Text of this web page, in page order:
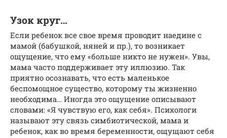
Узок круг…
Если ребенок все свое время проводит наедине с
мамой (бабушкой, няней и пр.), то возникает
ощущение, что ему «больше никто не нужен». Увы,
мама часто поддерживает эту иллюзию. Так
приятно осознавать, что есть маленькое
беспомощное существо, которому ты жизненно
необходима… Иногда это ощущение описывают
словами: «Я чувствую его, как себя». Психологи
называют эту связь симбиотической, мама и
ребенок, как во время беременности, ощущают себя